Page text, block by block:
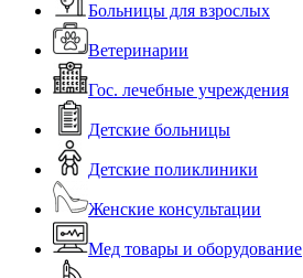
Больницы для взрослых
Ветеринарии
Гос. лечебные учреждения
Детские больницы
Детские поликлиники
Женские консультации
Мед товары и оборудование